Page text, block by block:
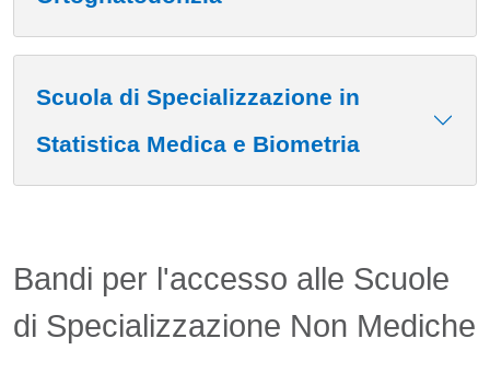
Scuola di Specializzazione in
Statistica Medica e Biometria
Bandi per l'accesso alle Scuole
di Specializzazione Non Mediche